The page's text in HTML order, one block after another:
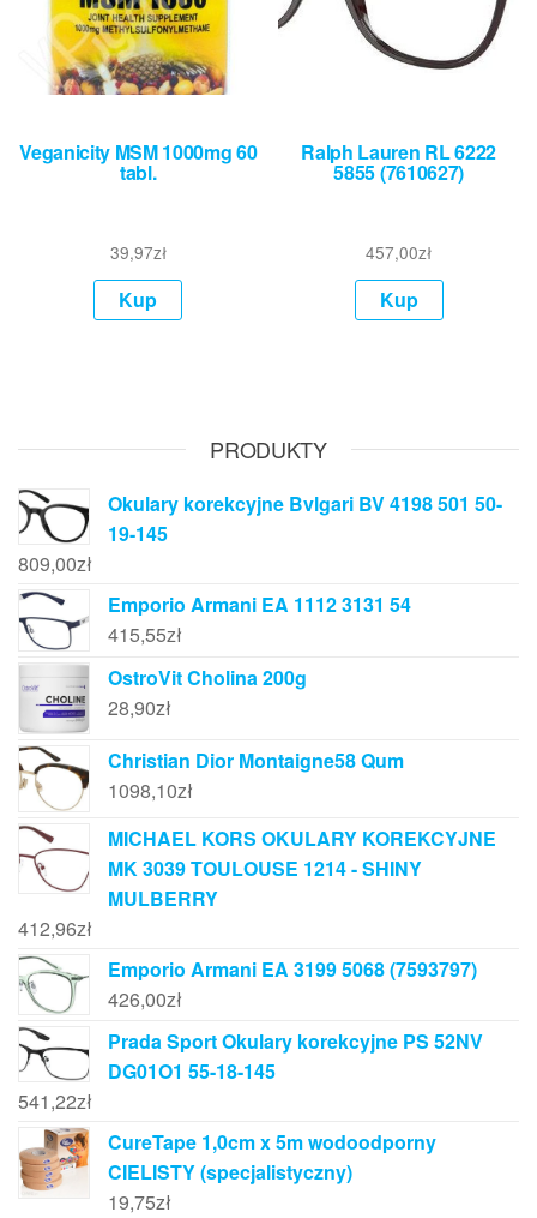
Veganicity MSM 1000mg 60
tabl.
39,97zł
Kup
Ralph Lauren RL 6222
5855 (7610627)
457,00zł
Kup
PRODUKTY
Okulary korekcyjne Bvlgari BV 4198 501 50-
19-145
809,00zł
Emporio Armani EA 1112 3131 54
415,55zł
OstroVit Cholina 200g
28,90zł
Christian Dior Montaigne58 Qum
1098,10zł
MICHAEL KORS OKULARY KOREKCYJNE
MK 3039 TOULOUSE 1214 - SHINY
MULBERRY
412,96zł
Emporio Armani EA 3199 5068 (7593797)
426,00zł
Prada Sport Okulary korekcyjne PS 52NV
DG01O1 55-18-145
541,22zł
CureTape 1,0cm x 5m wodoodporny
CIELISTY (specjalistyczny)
19,75zł